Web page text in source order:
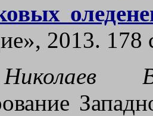
2013. 178
Николаев